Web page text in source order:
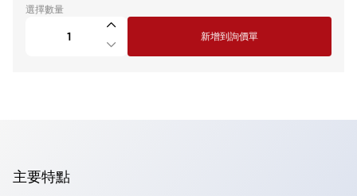
選擇數量
新增到詢價單
主要特點